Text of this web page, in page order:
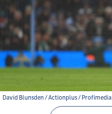
David Blunsden / Actionplus / Profimedia